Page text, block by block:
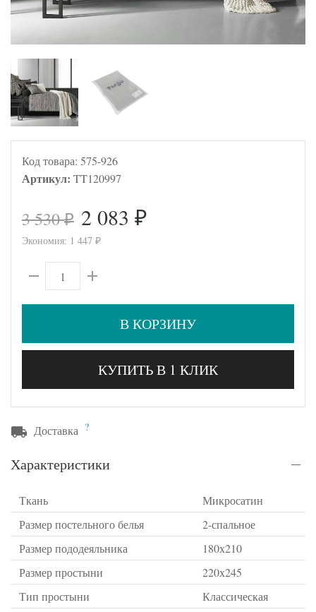
Код товара: 575-926
Артикул: TT120997
3 530₽ 2 083 ₽
Экономия: 1 447 ₽
В КОРЗИНУ
КУПИТЬ В 1 КЛИК
Доставка ?
Характеристики
Ткань
Микросатин
Размер постельного белья
2-спальное
Размер пододеяльника
180х210
Размер простыни
220х245
Тип простыни
Классическая